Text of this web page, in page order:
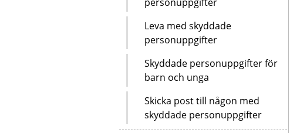
Leva med skyddade
personuppgifter
Skyddade personuppgifter för
barn och unga
Skicka post till någon med
skyddade personuppgifter